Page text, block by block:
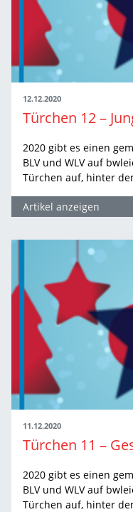
12.12.2020
Türchen 12 –
2020 gibt es einen
BLV und WLV auf
Türchen auf, hinter
Artikel anzeigen
11.12.2020
2020 gibt es einen
BLV und WLV auf
Türchen auf, hinter